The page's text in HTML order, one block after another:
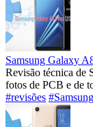
Samsung Galaxy
Revisão técnica de
fotos de PCB e de
#revisões #Samsung